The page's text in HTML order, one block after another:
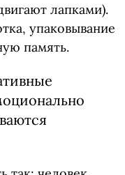
лапками).
упаковывание
память.